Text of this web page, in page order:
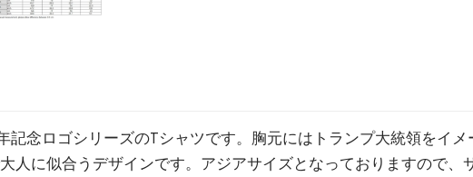
記念ロゴシリーズのTシャツです。胸元にはトランプ大統領をイ
人に似合うデザインです。アジアサイズとなっておりますので